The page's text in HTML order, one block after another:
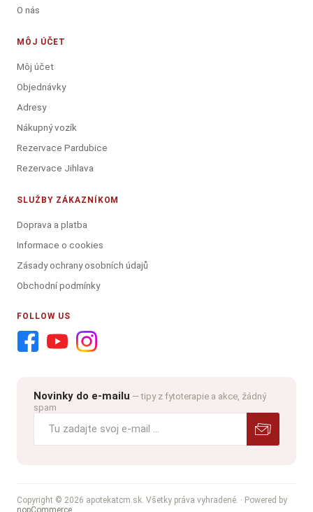
O nás
MÔJ ÚČET
Môj účet
Objednávky
Adresy
Nákupný vozík
Rezervace Pardubice
Rezervace Jihlava
SLUŽBY ZÁKAZNÍKOM
Doprava a platba
Informace o cookies
Zásady ochrany osobních údajů
Obchodní podmínky
FOLLOW US
Novinky do e-mailu — tipy z fytoterapie a akce, žádný
spam
Copyright © 2026 apotekatcm.sk. Všetky práva vyhradené. · Powered by
nopCommerce